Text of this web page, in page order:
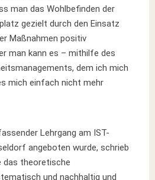
man das Wohlbefinden der
gezielt durch den Einsatz
Maßnahmen positiv
man kann es – mithilfe des
dem ich mich
mich einfach nicht mehr
Lehrgang am IST-
angeboten wurde, schrieb
das theoretische
und nachhaltig und